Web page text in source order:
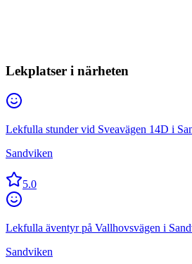
Lekplatser i närheten
Lekfulla stunder vid Sveavägen 14D i
Sandviken
5.0
Lekfulla äventyr på Vallhovsvägen i
Sandviken